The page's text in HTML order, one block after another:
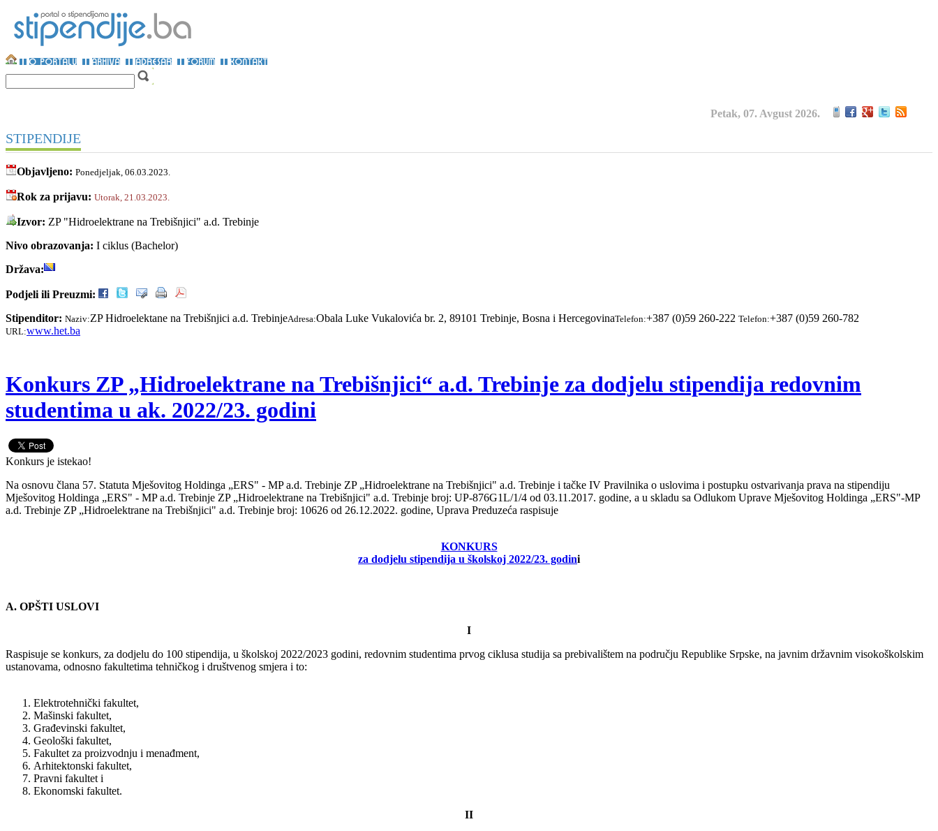
Petak, 07. Avgust 2026.
STIPENDIJE
Objavljeno: Ponedjeljak, 06.03.2023.
Rok za prijavu: Utorak, 21.03.2023.
Izvor: ZP "Hidroelektrane na Trebišnjici" a.d. Trebinje
Nivo obrazovanja: I ciklus (Bachelor)
Država:
Podjeli ili Preuzmi:
Stipenditor: Naziv:ZP Hidroelektane na Trebišnjici a.d. TrebinjeAdresa:Obala Luke Vukalovića br. 2, 89101 Trebinje, Bosna i HercegovinaTelefon:+387 (0)59 260-222 Telefon:+387 (0)59 260-782
URL:www.het.ba
Konkurs ZP „Hidroelektrane na Trebišnjici“ a.d. Trebinje za dodjelu stipendija redovnim
studentima u ak. 2022/23. godini
Konkurs je istekao!
Na osnovu člana 57. Statuta Mješovitog Holdinga „ERS" - MP a.d. Trebinje ZP „Hidroelektrane na Trebišnjici" a.d. Trebinje i tačke IV Pravilnika o uslovima i postupku ostvarivanja prava na stipendiju
Mješovitog Holdinga „ERS" - MP a.d. Trebinje ZP „Hidroelektrane na Trebišnjici" a.d. Trebinje broj: UP-876G1L/1/4 od 03.11.2017. godine, a u skladu sa Odlukom Uprave Mješovitog Holdinga „ERS"-MP
a.d. Trebinje ZP „Hidroelektrane na Trebišnjici" a.d. Trebinje broj: 10626 od 26.12.2022. godine, Uprava Preduzeća raspisuje
KONKURS
za dodjelu stipendija u školskoj 2022/23. godini
A. OPŠTI USLOVI
I
Raspisuje se konkurs, za dodjelu do 100 stipendija, u školskoj 2022/2023 godini, redovnim studentima prvog ciklusa studija sa prebivalištem na području Republike Srpske, na javnim državnim visokoškolskim
ustanovama, odnosno fakultetima tehničkog i društvenog smjera i to:
Elektrotehnički fakultet,
Mašinski fakultet,
Građevinski fakultet,
Geološki fakultet,
Fakultet za proizvodnju i menađment,
Arhitektonski fakultet,
Pravni fakultet i
Ekonomski fakultet.
II